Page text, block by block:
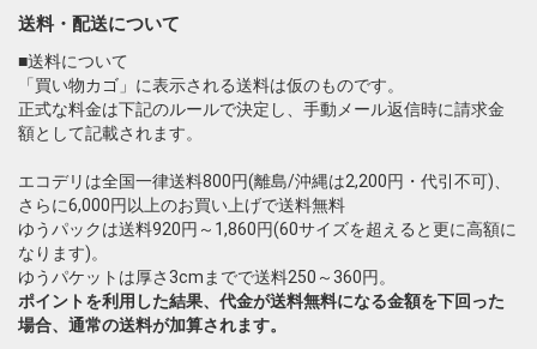
送料・配送について
■送料について
「買い物カゴ」に表示される送料は仮のものです。
正式な料金は下記のルールで決定し、手動メール返信時に請求金
額として記載されます。
エコデリは全国一律送料800円(離島/沖縄は2,200円・代引不可)、
さらに6,000円以上のお買い上げで送料無料
ゆうパックは送料920円～1,860円(60サイズを超えると更に高額に
なります)。
ゆうパケットは厚さ3cmまでで送料250～360円。
ポイントを利用した結果、代金が送料無料になる金額を下回った
場合、通常の送料が加算されます。